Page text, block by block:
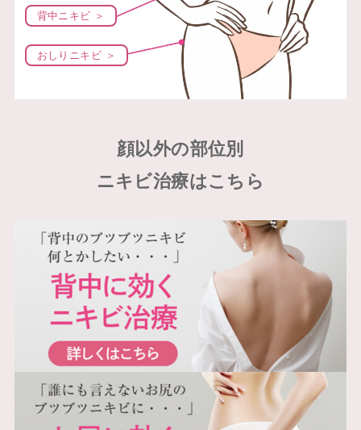
背中ニキビ ＞
おしりニキビ ＞
顔以外の部位別
ニキビ治療はこちら